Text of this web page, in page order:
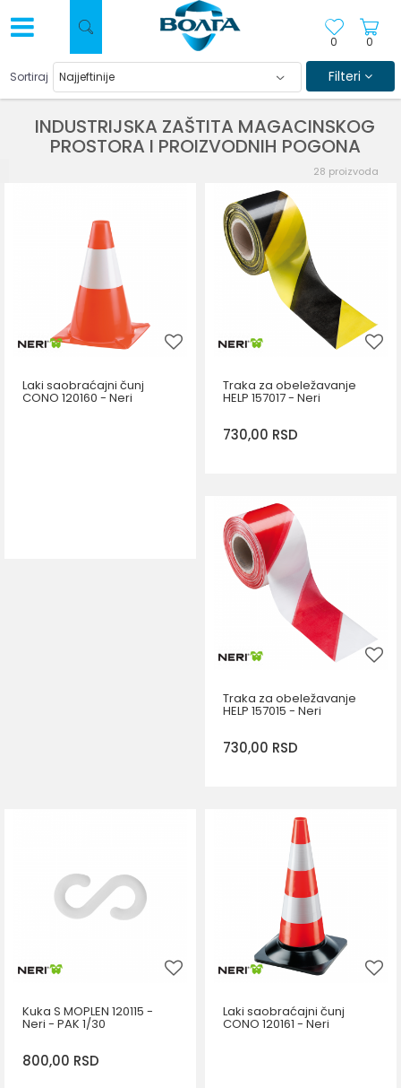
0
0
INDUSTRIJSKA ZAŠTITA MAGACINSKOG
PROSTORA I PROIZVODNIH POGONA
Sortiraj Filteri
28 proizvoda
Laki saobraćajni čunj
CONO 120160 - Neri
Traka za obeležavanje
HELP 157017 - Neri
730,00 RSD
DODAJ U KORPU
Traka za obeležavanje
HELP 157015 - Neri
730,00 RSD
DODAJ U KORPU
Kuka S MOPLEN 120115 -
Neri - PAK 1/30
800,00 RSD
Laki saobraćajni čunj
CONO 120161 - Neri